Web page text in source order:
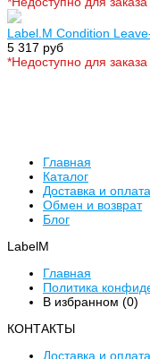
Label.M Condition
5 317 руб
*Недоступно для заказа
Главная
Каталог
Доставка и оплата
Обмен и возврат
Блог
LabelM
Главная
Политика
В избранном (0)
КОНТАКТЫ
Доставка и оплата